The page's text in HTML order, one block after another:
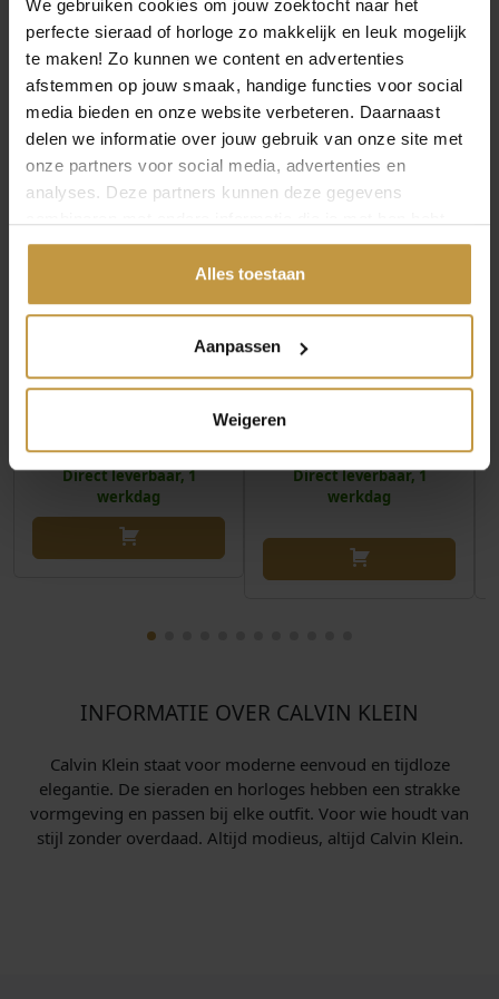
We gebruiken cookies om jouw zoektocht naar het
perfecte sieraad of horloge zo makkelijk en leuk mogelijk
te maken! Zo kunnen we content en advertenties
afstemmen op jouw smaak, handige functies voor social
media bieden en onze website verbeteren. Daarnaast
delen we informatie over jouw gebruik van onze site met
onze partners voor social media, advertenties en
analyses. Deze partners kunnen deze gegevens
gedeeld of die ze hebben verzameld via jouw gebruik van
Alles toestaan
Aanpassen
Weigeren
MEER VAN CALVIN KLEIN SIERADEN
CALVIN KLEIN CK
CJ35000917 S…
Direct leverbaar, 1
werkdag
CALVIN KLEIN CK
CJ35000916 S…
Direct leverbaar, 1
werkdag
INFORMATIE OVER CALVIN KLEIN
Calvin Klein staat voor moderne eenvoud en tijdloze
elegantie. De sieraden en horloges hebben een strakke
vormgeving en passen bij elke outfit. Voor wie houdt van
stijl zonder overdaad. Altijd modieus, altijd Calvin Klein.